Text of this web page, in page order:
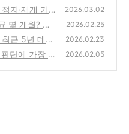
(2026)
(0)
지·재개 기
2026.03.02
몇 개월? 통
최신)
(0)
2026.02.25
근 5년 데이
(0)
2026.02.23
단에 가장 중
2026.02.05